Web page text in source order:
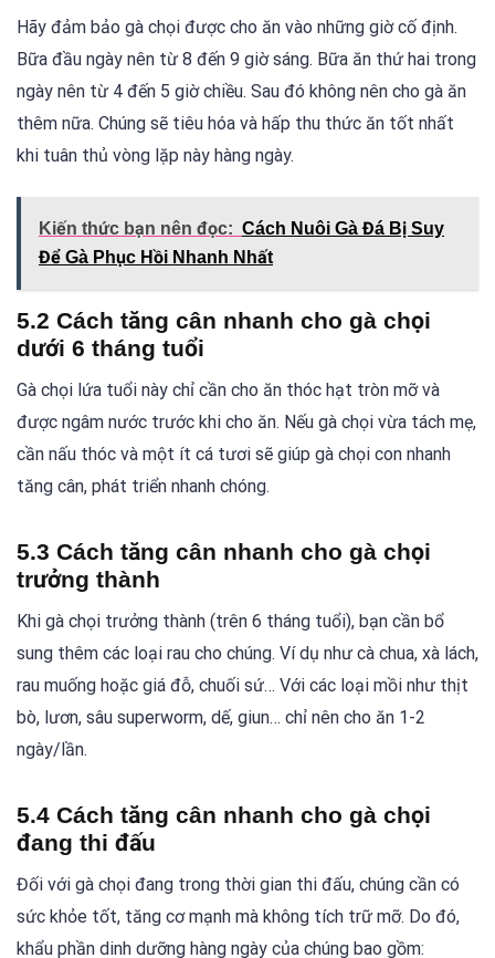
Hãy đảm bảo gà chọi được cho ăn vào những giờ cố định.
Bữa đầu ngày nên từ 8 đến 9 giờ sáng. Bữa ăn thứ hai trong
ngày nên từ 4 đến 5 giờ chiều. Sau đó không nên cho gà ăn
thêm nữa. Chúng sẽ tiêu hóa và hấp thu thức ăn tốt nhất
khi tuân thủ vòng lặp này hàng ngày.
Kiến thức bạn nên đọc: Cách Nuôi Gà Đá Bị Suy
Để Gà Phục Hồi Nhanh Nhất
5.2 Cách tăng cân nhanh cho gà chọi
dưới 6 tháng tuổi
Gà chọi lứa tuổi này chỉ cần cho ăn thóc hạt tròn mỡ và
được ngâm nước trước khi cho ăn. Nếu gà chọi vừa tách mẹ,
cần nấu thóc và một ít cá tươi sẽ giúp gà chọi con nhanh
tăng cân, phát triển nhanh chóng.
5.3 Cách tăng cân nhanh cho gà chọi
trưởng thành
Khi gà chọi trưởng thành (trên 6 tháng tuổi), bạn cần bổ
sung thêm các loại rau cho chúng. Ví dụ như cà chua, xà lách,
rau muống hoặc giá đỗ, chuối sứ… Với các loại mồi như thịt
bò, lươn, sâu superworm, dế, giun… chỉ nên cho ăn 1-2
ngày/lần.
5.4 Cách tăng cân nhanh cho gà chọi
đang thi đấu
Đối với gà chọi đang trong thời gian thi đấu, chúng cần có
sức khỏe tốt, tăng cơ mạnh mà không tích trữ mỡ. Do đó,
khẩu phần dinh dưỡng hàng ngày của chúng bao gồm: